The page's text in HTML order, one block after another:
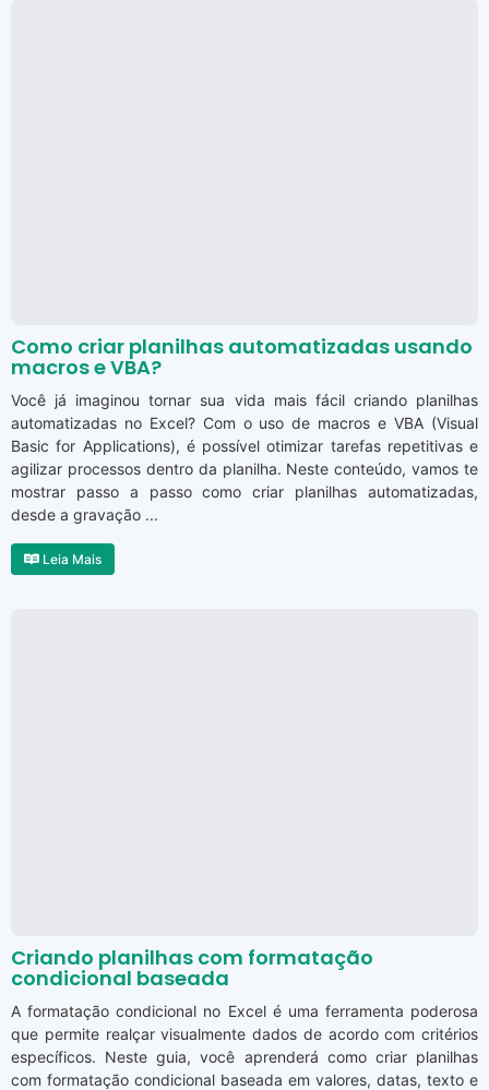
Como criar planilhas automatizadas usando
macros e VBA?
Você já imaginou tornar sua vida mais fácil criando planilhas
automatizadas no Excel? Com o uso de macros e VBA (Visual
Basic for Applications), é possível otimizar tarefas repetitivas e
agilizar processos dentro da planilha. Neste conteúdo, vamos te
mostrar passo a passo como criar planilhas automatizadas,
desde a gravação ...
Leia Mais
Criando planilhas com formatação
condicional baseada
A formatação condicional no Excel é uma ferramenta poderosa
que permite realçar visualmente dados de acordo com critérios
específicos. Neste guia, você aprenderá como criar planilhas
com formatação condicional baseada em valores, datas, texto e